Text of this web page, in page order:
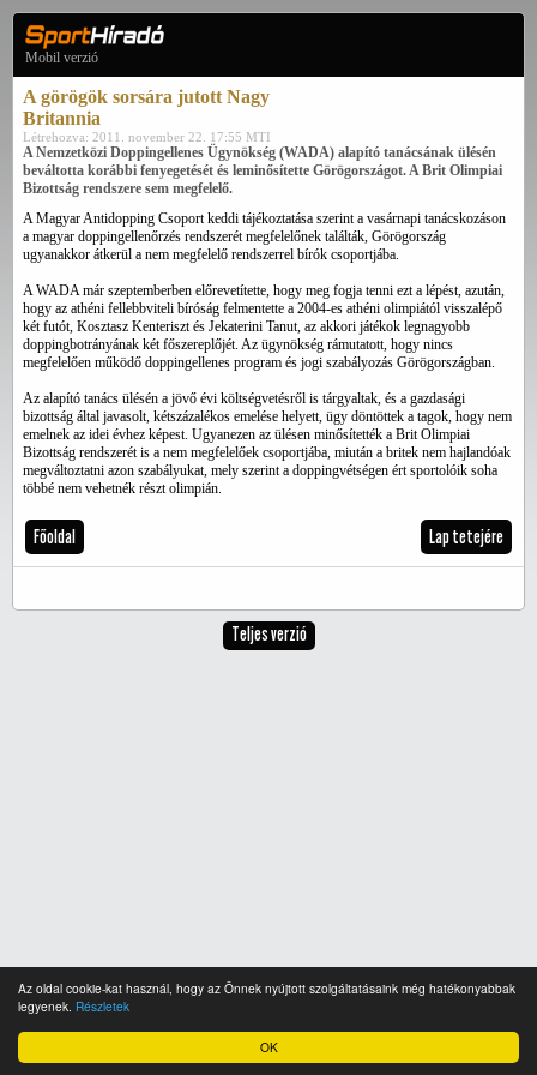
OK
Az oldal cookie-kat használ, hogy az Önnek nyújtott szolgáltatásaink még hatékonyabbak
legyenek. Részletek
Mobil verzió
A görögök sorsára jutott Nagy
Britannia
Létrehozva: 2011. november 22. 17:55 MTI
A Nemzetközi Doppingellenes Ügynökség (WADA) alapító tanácsának ülésén
beváltotta korábbi fenyegetését és leminősítette Görögországot. A Brit Olimpiai
Bizottság rendszere sem megfelelő.
A Magyar Antidopping Csoport keddi tájékoztatása szerint a vasárnapi tanácskozáson
a magyar doppingellenőrzés rendszerét megfelelőnek találták, Görögország
ugyanakkor átkerül a nem megfelelő rendszerrel bírók csoportjába.
A WADA már szeptemberben előrevetítette, hogy meg fogja tenni ezt a lépést, azután,
hogy az athéni fellebbviteli bíróság felmentette a 2004-es athéni olimpiától visszalépő
két futót, Kosztasz Kenteriszt és Jekaterini Tanut, az akkori játékok legnagyobb
doppingbotrányának két főszereplőjét. Az ügynökség rámutatott, hogy nincs
megfelelően működő doppingellenes program és jogi szabályozás Görögországban.
Az alapító tanács ülésén a jövő évi költségvetésről is tárgyaltak, és a gazdasági
bizottság által javasolt, kétszázalékos emelése helyett, ügy döntöttek a tagok, hogy nem
emelnek az idei évhez képest. Ugyanezen az ülésen minősítették a Brit Olimpiai
Bizottság rendszerét is a nem megfelelőek csoportjába, miután a britek nem hajlandóak
megváltoztatni azon szabályukat, mely szerint a doppingvétségen ért sportolóik soha
többé nem vehetnék részt olimpián.
Főoldal Lap tetejére
Teljes verzió